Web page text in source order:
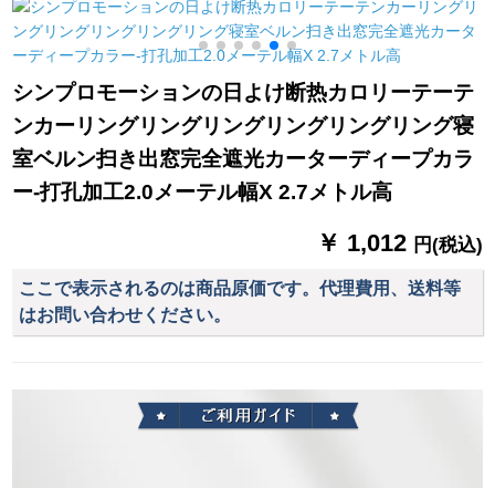
林夕1137纱-百里儿1
メトオルダカーンン
ンンシステムシステ
ムの価格
トル*高2.7メートル
リング热的布*扶摇
3048布-扶摇（冬麦
色）1メナートダンカ
ーンンンンン価格
シンプロモーションの日よけ断热カロリーテーテ
ンカーリングリングリングリングリングリング寝
室ベルン扫き出窓完全遮光カーターディープカラ
ー-打孔加工2.0メーテル幅X 2.7メトル高
￥ 1,012 円(税込)
ここで表示されるのは商品原価です。代理費用、送料等
はお問い合わせください。